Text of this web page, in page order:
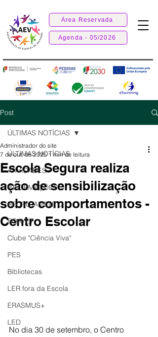
Área Reservada
Agenda - 05/2026
Post
ÚLTIMAS NOTÍCIAS
ATIVIDADES
INFORMAÇÕES
RECRUTAMENTO
EQAVET
Clube "Ciência Viva"
PES
Bibliotecas
LER fora da Escola
ERASMUS+
LED
ÚLTIMAS NOTÍCIAS
Escola Segura realiza
ação de sensibilização
sobre comportamentos -
Centro Escolar
Administrador do site
7 de out. de 2025 1 min de leitura
No dia 30 de setembro, o Centro